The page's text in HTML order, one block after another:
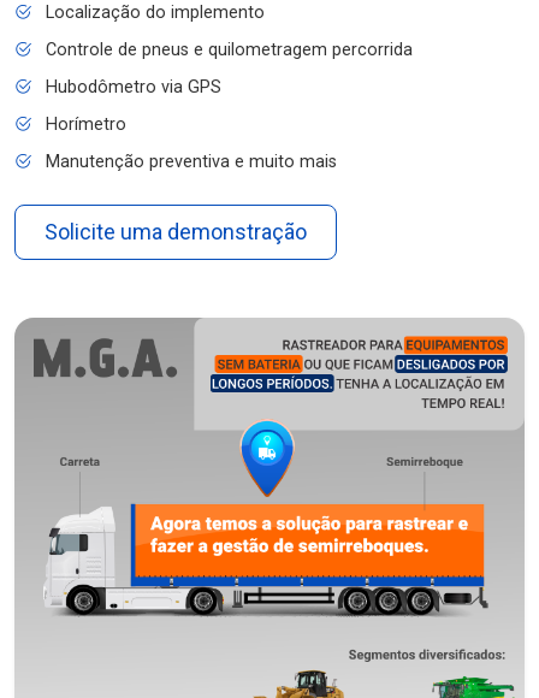
Localização do implemento
Controle de pneus e quilometragem percorrida
Hubodômetro via GPS
Horímetro
Manutenção preventiva e muito mais
Solicite uma demonstração